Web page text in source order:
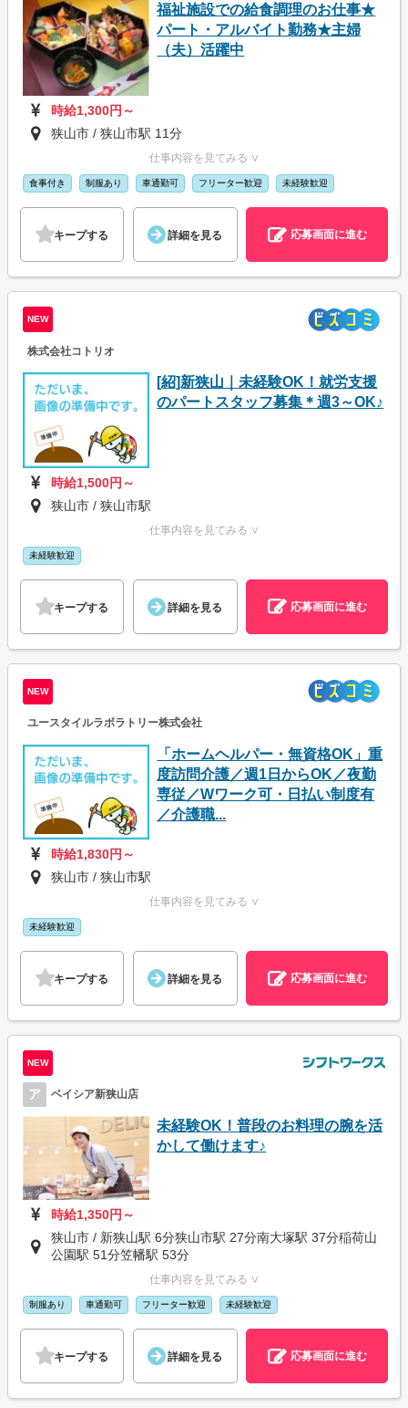
福祉施設での給食調理のお仕事★
パート・アルバイト勤務★主婦
（夫）活躍中
時給1,300円～
狭山市 / 狭山市駅 11分
仕事内容を見てみる ∨
食事付き 制服あり 車通勤可 フリーター歓迎 未経験歓迎
キープする 詳細を見る 応募画面に進む
NEW
株式会社コトリオ
[紹]新狭山｜未経験OK！就労支援
のパートスタッフ募集＊週3～OK♪
時給1,500円～
狭山市 / 狭山市駅
仕事内容を見てみる ∨
未経験歓迎
キープする 詳細を見る 応募画面に進む
NEW
ユースタイルラボラトリー株式会社
「ホームヘルパー・無資格OK」重
度訪問介護／週1日からOK／夜勤
専従／Wワーク可・日払い制度有
／介護職...
時給1,830円～
狭山市 / 狭山市駅
仕事内容を見てみる ∨
未経験歓迎
キープする 詳細を見る 応募画面に進む
NEW
ア ベイシア新狭山店
未経験OK！普段のお料理の腕を活
かして働けます♪
時給1,350円～
狭山市 / 新狭山駅 6分狭山市駅 27分南大塚駅 37分稲荷山
公園駅 51分笠幡駅 53分
仕事内容を見てみる ∨
制服あり 車通勤可 フリーター歓迎 未経験歓迎
キープする 詳細を見る 応募画面に進む